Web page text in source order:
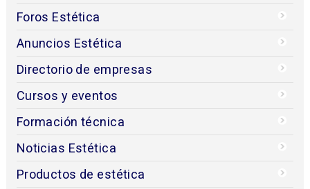
Foros Estética
Anuncios Estética
Directorio de empresas
Cursos y eventos
Formación técnica
Noticias Estética
Productos de estética